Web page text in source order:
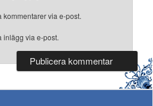
kommentarer via e-post.
inlägg via e-post.